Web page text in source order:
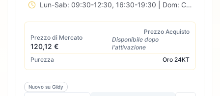
Lun-Sab: 09:30-12:30, 16:30-19:30 | Dom: Chiuso
Prezzo di Mercato
120,12 €
Prezzo Acquisto
Disponibile dopo
l'attivazione
Purezza
Oro 24KT
Nuovo su Gildy